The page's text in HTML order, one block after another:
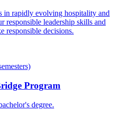
in rapidly evolving hospitality and
responsible leadership skills and
responsible decisions.
Program
degree.